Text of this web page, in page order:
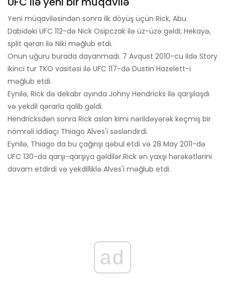
Yeni müqaviləsindən sonra ilk döyüş üçün Rick, Abu
Dabidəki UFC 112-də Nick Osipczak ilə üz-üzə gəldi; Hekayə,
split qərarı ilə Niki məğlub etdi.
Onun uğuru burada dayanmadı. 7 Avqust 2010-cu ildə Story
ikinci tur TKO vasitəsi ilə UFC 117-də Dustin Hazelett-i
məğlub etdi.
Eynilə, Rick də dekabr ayında Johny Hendricks ilə qarşılaşdı
və yekdil qərarla qalib gəldi.
Hendricksdən sonra Rick aslan kimi nərildəyərək keçmiş bir
nömrəli iddiaçı Thiago Alves'i səsləndirdi.
Eynilə, Thiago da bu çağırışı qəbul etdi və 28 May 2011-də
UFC 130-da qarşı-qarşıya gəldilər.Rick ən yaxşı hərəkətlərini
davam etdirdi və yekdilliklə Alves'i məğlub etdi.
ad